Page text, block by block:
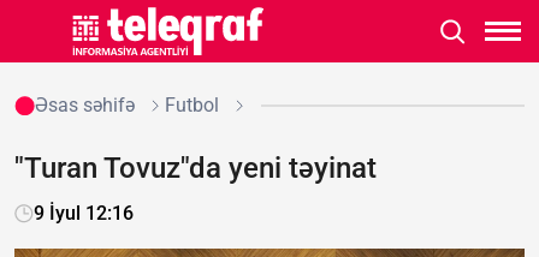
Əsas səhifə Futbol
"Turan Tovuz"da yeni təyinat
9 İyul 12:16